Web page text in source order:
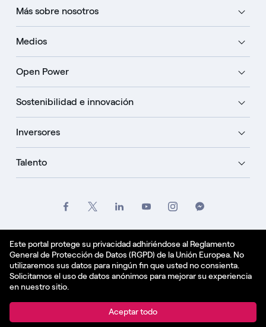
Este portal protege su privacidad adhiriéndose al Reglamento
General de Protección de Datos (RGPD) de la Unión Europea. No
utilizaremos sus datos para ningún fin que usted no consienta.
Solicitamos el uso de datos anónimos para mejorar su experiencia
en nuestro sitio.
Aceptar todo
Más sobre nosotros
Medios
Open Power
Sostenibilidad e innovación
Inversores
Talento
Política de cookies
Español - ES
© Enel Spa All Rights Reserved Enel Spa VAT code